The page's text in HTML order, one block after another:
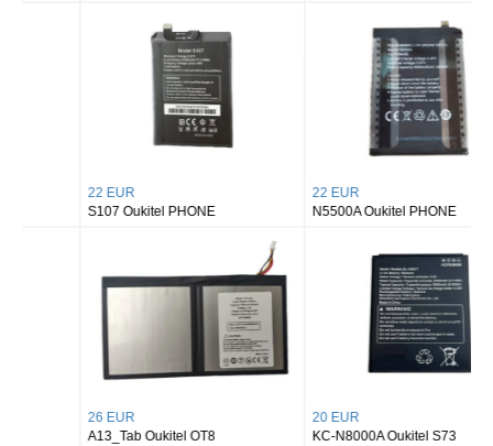
S107 Oukitel PHONE
N5500A Oukitel PHONE
A13_Tab Oukitel OT8
KC-N8000A Oukitel S73